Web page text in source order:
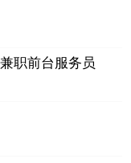
职前台服务员